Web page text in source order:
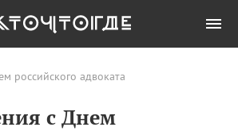
российского адвоката
с Днем
ПРАЗДНИКИ
08.08 День «Счастье